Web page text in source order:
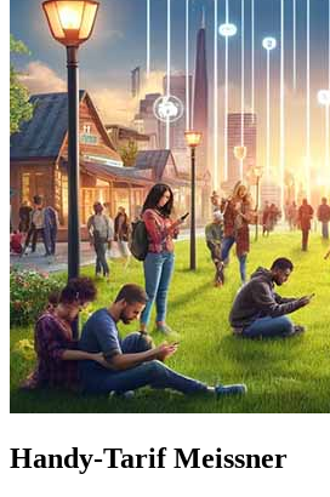
Handy-Tarif Meissner